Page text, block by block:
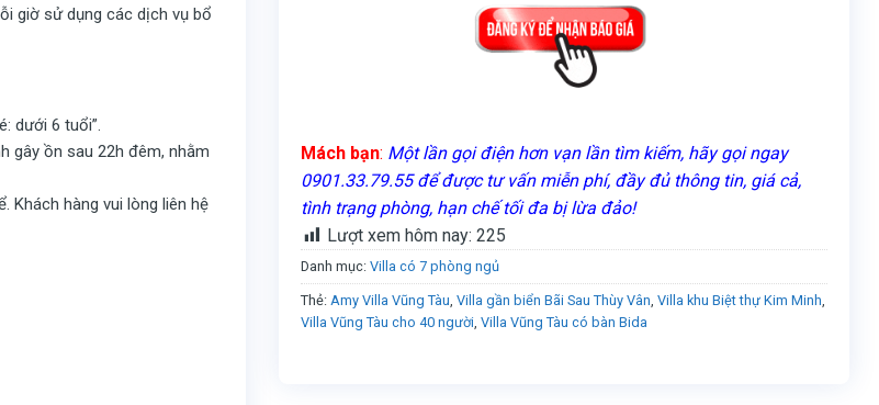
giờ sử dụng các dịch vụ bổ
dưới 6 tuổi”.
gây ồn sau 22h đêm, nhằm
Khách hàng vui lòng liên hệ
Mách bạn: Một lần gọi điện hơn vạn lần tìm kiếm, hãy gọi ngay
0901.33.79.55 để được tư vấn miễn phí, đầy đủ thông tin, giá cả,
tình trạng phòng, hạn chế tối đa bị lừa đảo!
Lượt xem hôm nay: 225
Danh mục: Villa có 7 phòng ngủ
Thẻ: Amy Villa Vũng Tàu Villa gần biển Bãi Sau Thùy Vân Villa khu Biệt thự Kim Minh
Villa Vũng Tàu cho 40 người Villa Vũng Tàu có bàn Bida